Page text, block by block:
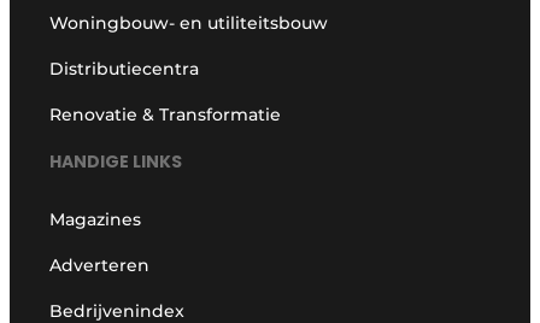
Woningbouw- en utiliteitsbouw
Distributiecentra
Renovatie & Transformatie
HANDIGE LINKS
Magazines
Adverteren
Bedrijvenindex